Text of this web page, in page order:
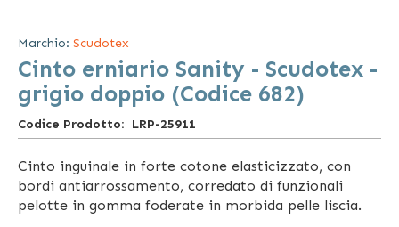
galleria
di
immagini
Marchio: Scudotex
Cinto erniario Sanity - Scudotex -
grigio doppio (Codice 682)
Codice Prodotto LRP-25911
Cinto inguinale in forte cotone elasticizzato, con
bordi antiarrossamento, corredato di funzionali
pelotte in gomma foderate in morbida pelle liscia.